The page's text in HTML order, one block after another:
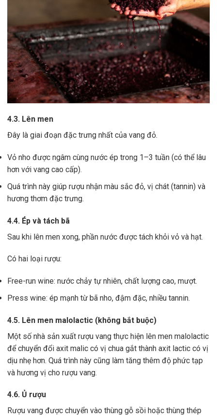
4.3. Lên men
Đây là giai đoạn đặc trưng nhất của vang đỏ.
Vỏ nho được ngâm cùng nước ép trong 1–3 tuần (có thể lâu
hơn với vang cao cấp).
Quá trình này giúp rượu nhận màu sắc đỏ, vị chát (tannin) và
hương thơm đặc trưng.
4.4. Ép và tách bã
Sau khi lên men xong, phần nước được tách khỏi vỏ và hạt.
Có hai loại rượu:
Free-run wine: nước chảy tự nhiên, chất lượng cao, mượt.
Press wine: ép mạnh từ bã nho, đậm đặc, nhiều tannin.
4.5. Lên men malolactic (không bắt buộc)
Một số nhà sản xuất rượu vang thực hiện lên men malolactic
để chuyển đổi axit malic có vị chua gắt thành axit lactic có vị
dịu nhẹ hơn. Quá trình này cũng làm tăng thêm độ phức tạp
và hương vị cho rượu vang.
4.6. Ủ rượu
Rượu vang được chuyển vào thùng gỗ sồi hoặc thùng thép